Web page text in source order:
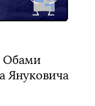
Обами
Януковича